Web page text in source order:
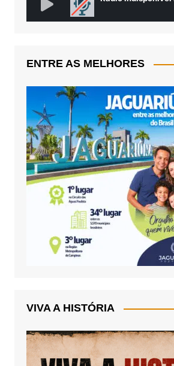
ENTRE AS MELHORES
VIVA A HISTÓRIA